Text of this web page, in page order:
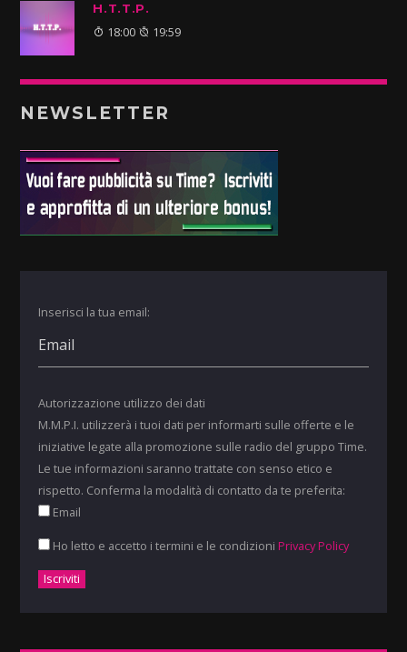
H.T.T.P.
18:00 19:59
NEWSLETTER
Inserisci la tua email:
Autorizzazione utilizzo dei dati
M.M.P.I. utilizzerà i tuoi dati per informarti sulle offerte e le
iniziative legate alla promozione sulle radio del gruppo Time.
Le tue informazioni saranno trattate con senso etico e
rispetto. Conferma la modalità di contatto da te preferita:
Email
Ho letto e accetto i termini e le condizioni Privacy Policy